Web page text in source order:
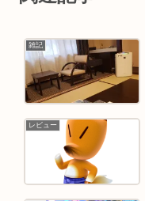
雑記
レビュー